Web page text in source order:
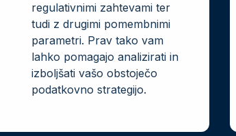
regulativnimi zahtevami ter
tudi z drugimi pomembnimi
parametri. Prav tako vam
lahko pomagajo analizirati in
izboljšati vašo obstoječo
podatkovno strategijo.